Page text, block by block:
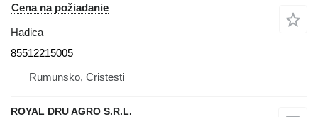
Cena na požiadanie
Hadica
85512215005
Rumunsko, Cristesti
ROYAL DRU AGRO S.R.L.